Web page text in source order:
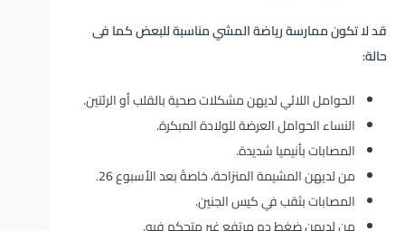
قد لا تكون ممارسة رياضة المشي مناسبة للبعض كما فى
حالة:
الحوامل اللائي لديهن مشكلات صحية بالقلب أو الرئتين.
النساء الحوامل العرضة للولادة المبكرة.
المصابات بأنيميا شديدة.
من لديهن المشيمة المنزاحة، خاصةً بعد الأسبوع 26.
المصابات بثقب في كيس الجنين.